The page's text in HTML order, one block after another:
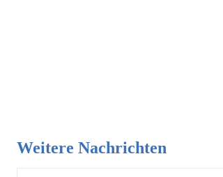
Weitere Nachrichten